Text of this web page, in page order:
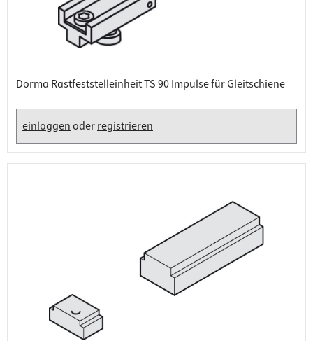
Dorma Rastfeststelleinheit TS 90 Impulse für Gleitschiene
einloggenoderregistrieren